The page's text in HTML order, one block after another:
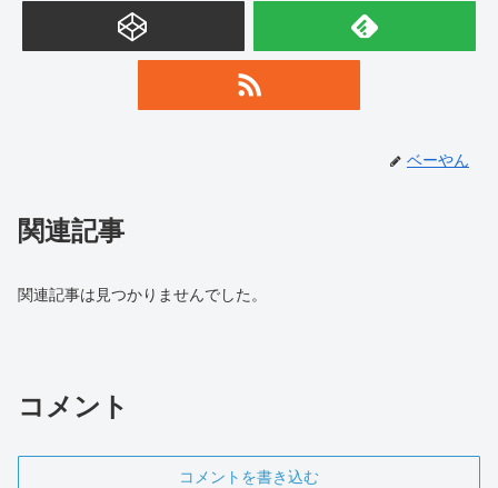
ベーやん
関連記事
関連記事は見つかりませんでした。
コメント
コメントを書き込む